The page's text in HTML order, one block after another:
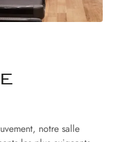
notre salle